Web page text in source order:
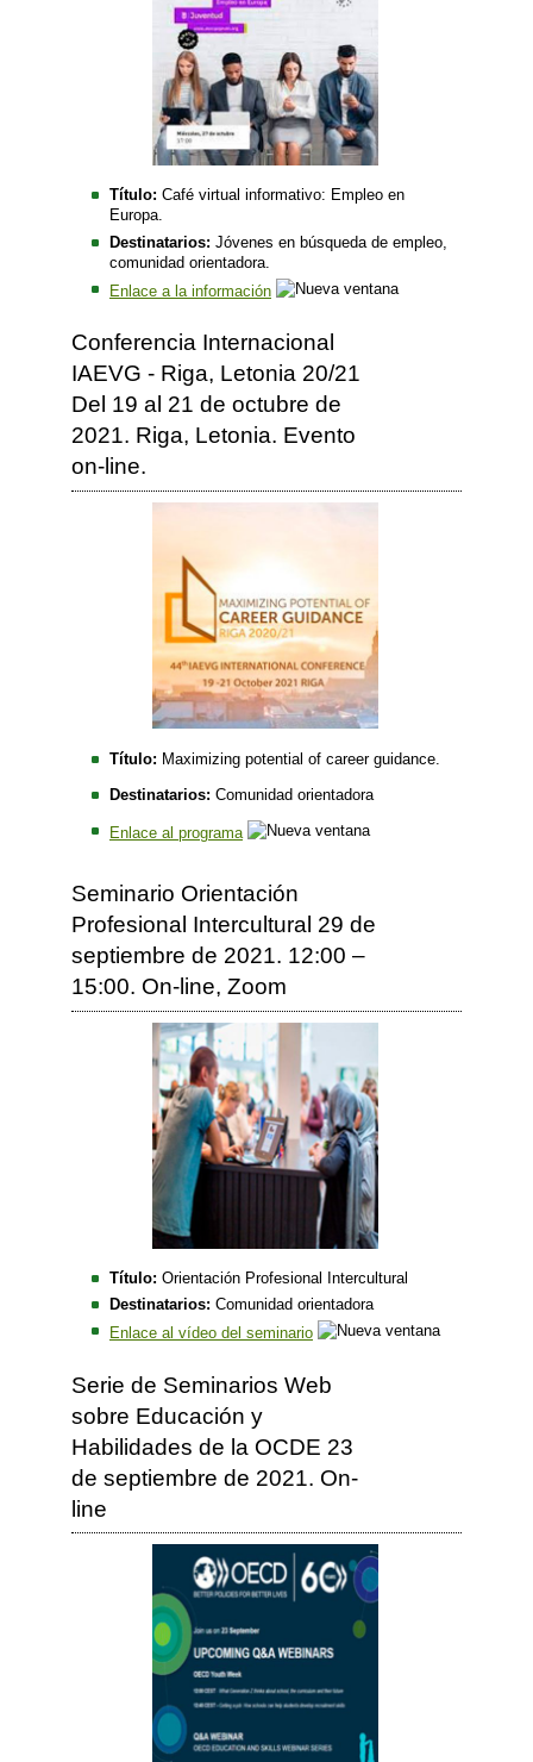
Título: Café virtual informativo: Empleo en
Europa.
Destinatarios: Jóvenes en búsqueda de empleo,
comunidad orientadora.
Enlace a la información
Conferencia Internacional
IAEVG - Riga, Letonia 20/21
Del 19 al 21 de octubre de
2021. Riga, Letonia. Evento
on-line.
Título: Maximizing potential of career guidance.
Destinatarios: Comunidad orientadora
Enlace al programa
Seminario Orientación
Profesional Intercultural 29 de
septiembre de 2021. 12:00 –
15:00. On-line, Zoom
Título: Orientación Profesional Intercultural
Destinatarios: Comunidad orientadora
Enlace al vídeo del seminario
Serie de Seminarios Web
sobre Educación y
Habilidades de la OCDE 23
de septiembre de 2021. On-
line